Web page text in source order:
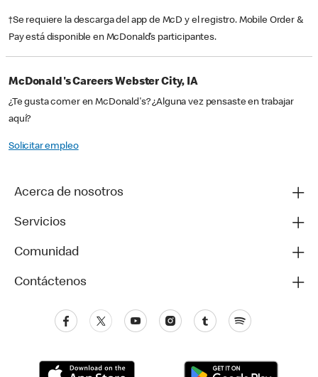
†Se requiere la descarga del app de McD y el registro. Mobile Order &
Pay está disponible en McDonald’s participantes.
McDonald's Careers Webster City, IA
¿Te gusta comer en McDonald's? ¿Alguna vez pensaste en trabajar
aquí?
Solicitar empleo
Acerca de nosotros
Servicios
Comunidad
Contáctenos